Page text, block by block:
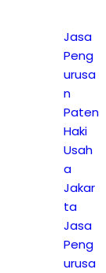
Jasa
Peng
urusa
n
Paten
Haki
Usah
a
Jakar
ta
Jasa
Peng
urusa